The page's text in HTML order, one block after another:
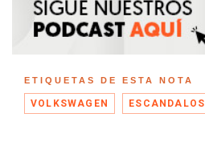
ETIQUETAS DE ESTA NOTA
VOLKSWAGEN ESCANDALOS